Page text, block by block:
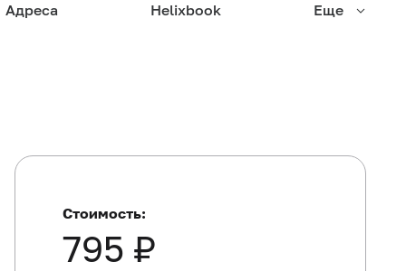
Адреса Helixbook Еще
Стоимость:
795 ₽